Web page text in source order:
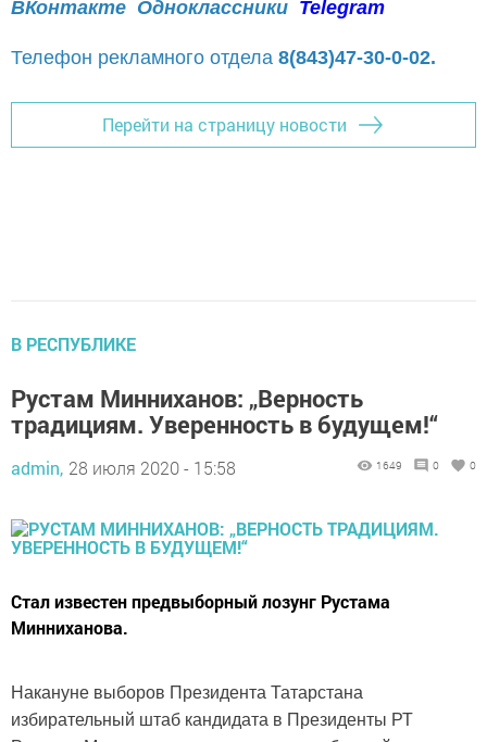
ВКонтакте Одноклассники Telegram
Телефон рекламного отдела 8(843)47-30-0-02.
Перейти на страницу новости
В РЕСПУБЛИКЕ
Рустам Минниханов: „Верность
традициям. Уверенность в будущем!“
admin, 28 июля 2020 - 15:58 1649 0 0
Стал известен предвыборный лозунг Рустама
Минниханова.
Накануне выборов Президента Татарстана
избирательный штаб кандидата в Президенты РТ